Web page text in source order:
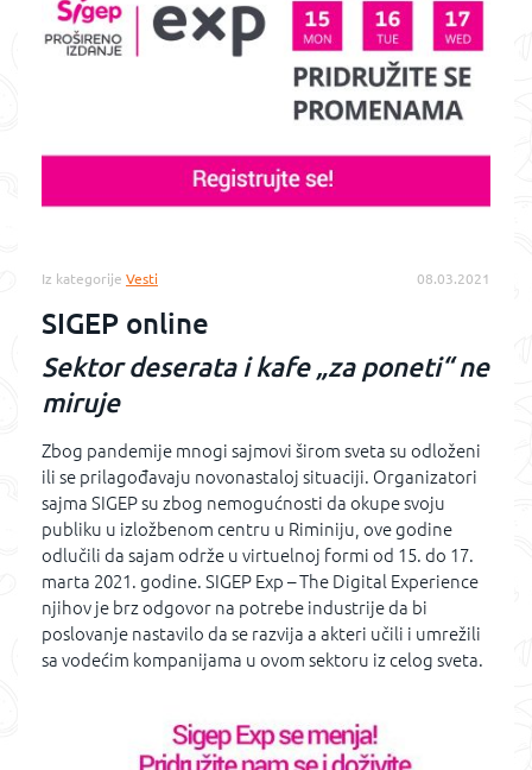
Iz kategorije Vesti 08.03.2021
SIGEP online
Sektor deserata i kafe „za poneti“ ne
miruje
Zbog pandemije mnogi sajmovi širom sveta su odloženi
ili se prilagođavaju novonastaloj situaciji. Organizatori
sajma SIGEP su zbog nemogućnosti da okupe svoju
publiku u izložbenom centru u Riminiju, ove godine
odlučili da sajam održe u virtuelnoj formi od 15. do 17.
marta 2021. godine. SIGEP Exp – The Digital Experience
njihov je brz odgovor na potrebe industrije da bi
poslovanje nastavilo da se razvija a akteri učili i umrežili
sa vodećim kompanijama u ovom sektoru iz celog sveta.